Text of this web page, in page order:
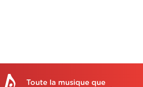
Toute la musique que